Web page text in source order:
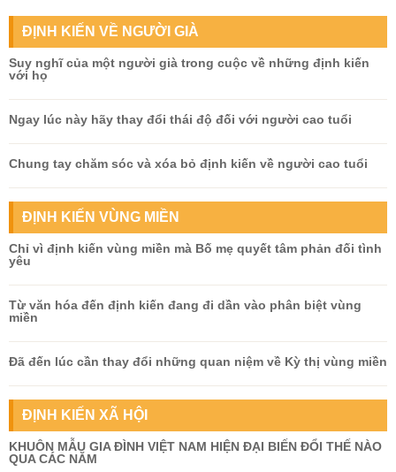
ĐỊNH KIẾN VỀ NGƯỜI GIÀ
​Suy nghĩ của một người già trong cuộc về những định kiến
với họ
Ngay lúc này hãy thay đổi thái độ đối với người cao tuổi
Chung tay chăm sóc và xóa bỏ định kiến về người cao tuổi
ĐỊNH KIẾN VÙNG MIỀN
Chỉ vì định kiến vùng miền mà Bố mẹ quyết tâm phản đối tình
yêu
Từ văn hóa đến định kiến đang đi dần vào phân biệt vùng
miền
Đã đến lúc cần thay đổi những quan niệm về Kỳ thị vùng miền
ĐỊNH KIẾN XÃ HỘI
KHUÔN MẪU GIA ĐÌNH VIỆT NAM HIỆN ĐẠI BIẾN ĐỔI THẾ NÀO
QUA CÁC NĂM